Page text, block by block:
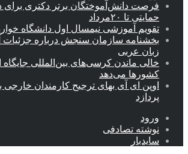
فرصت دانش‌آموختگان برتر دکتری‌ برای
حمایتی تا ۲۰مرداد
تقویم آموزشی نیمسال اول دانشگاه
بخشنامه سازمان سنجش درباره جزئیات
زبان عربی
خالی ماندن کرسی‌های بین‌المللی جایگاه
کشورها می‌دهد
اوپن ای آی بهای ترجیح کارمندان خارجی
پردازد
ورود
نوشته تصادفی
سایدبار